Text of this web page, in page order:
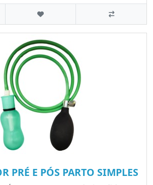
PRÉ E PÓS PARTO SIMPLES